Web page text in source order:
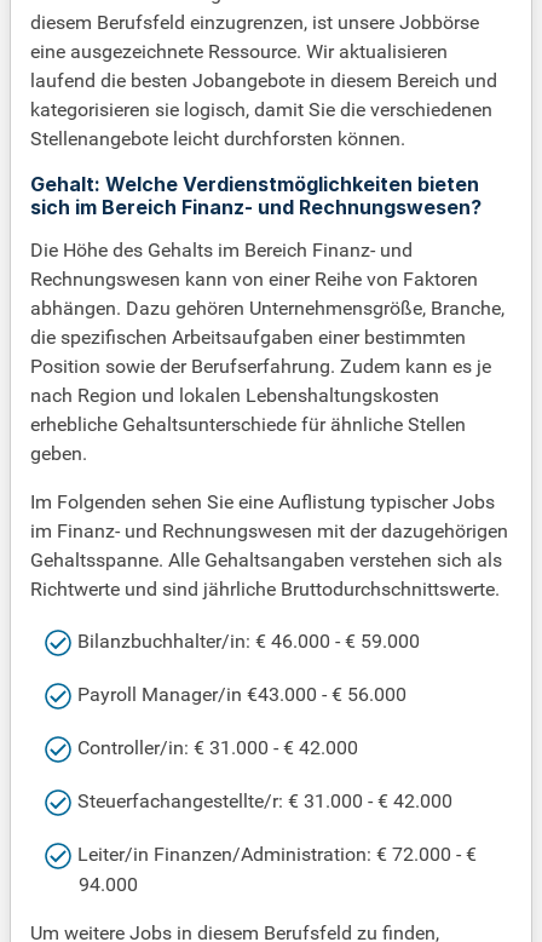
diesem Berufsfeld einzugrenzen, ist unsere Jobbörse
eine ausgezeichnete Ressource. Wir aktualisieren
laufend die besten Jobangebote in diesem Bereich und
kategorisieren sie logisch, damit Sie die verschiedenen
Stellenangebote leicht durchforsten können.
Gehalt: Welche Verdienstmöglichkeiten bieten
sich im Bereich Finanz- und Rechnungswesen?
Die Höhe des Gehalts im Bereich Finanz- und
Rechnungswesen kann von einer Reihe von Faktoren
abhängen. Dazu gehören Unternehmensgröße, Branche,
die spezifischen Arbeitsaufgaben einer bestimmten
Position sowie der Berufserfahrung. Zudem kann es je
nach Region und lokalen Lebenshaltungskosten
erhebliche Gehaltsunterschiede für ähnliche Stellen
geben.
Im Folgenden sehen Sie eine Auflistung typischer Jobs
im Finanz- und Rechnungswesen mit der dazugehörigen
Gehaltsspanne. Alle Gehaltsangaben verstehen sich als
Richtwerte und sind jährliche Bruttodurchschnittswerte.
Bilanzbuchhalter/in: € 46.000 - € 59.000
Payroll Manager/in €43.000 - € 56.000
Controller/in: € 31.000 - € 42.000
Steuerfachangestellte/r: € 31.000 - € 42.000
Leiter/in Finanzen/Administration: € 72.000 - €
94.000
Um weitere Jobs in diesem Berufsfeld zu finden,